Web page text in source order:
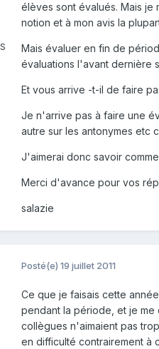
élèves sont évalués. Mais
notion et à mon avis la
Mais évaluer en fin de
évaluations l'avant dernière
Et vous arrive -t-il de faire
Je n'arrive pas à faire une
autre sur les antonymes etc
J'aimerai donc savoir
Merci d'avance pour vos
salazie
Posté(e) 19 juillet 2011
Ce que je faisais cette
pendant la période, et je me
collègues n'aimaient pas
en difficulté contrairement à